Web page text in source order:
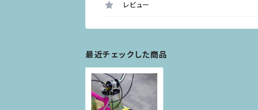
レビュー
最近チェックした商品